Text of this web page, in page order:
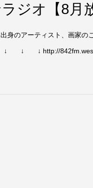
ジオ【8月
身のアーティスト、画家の
！ ↓ ↓ ↓ http://